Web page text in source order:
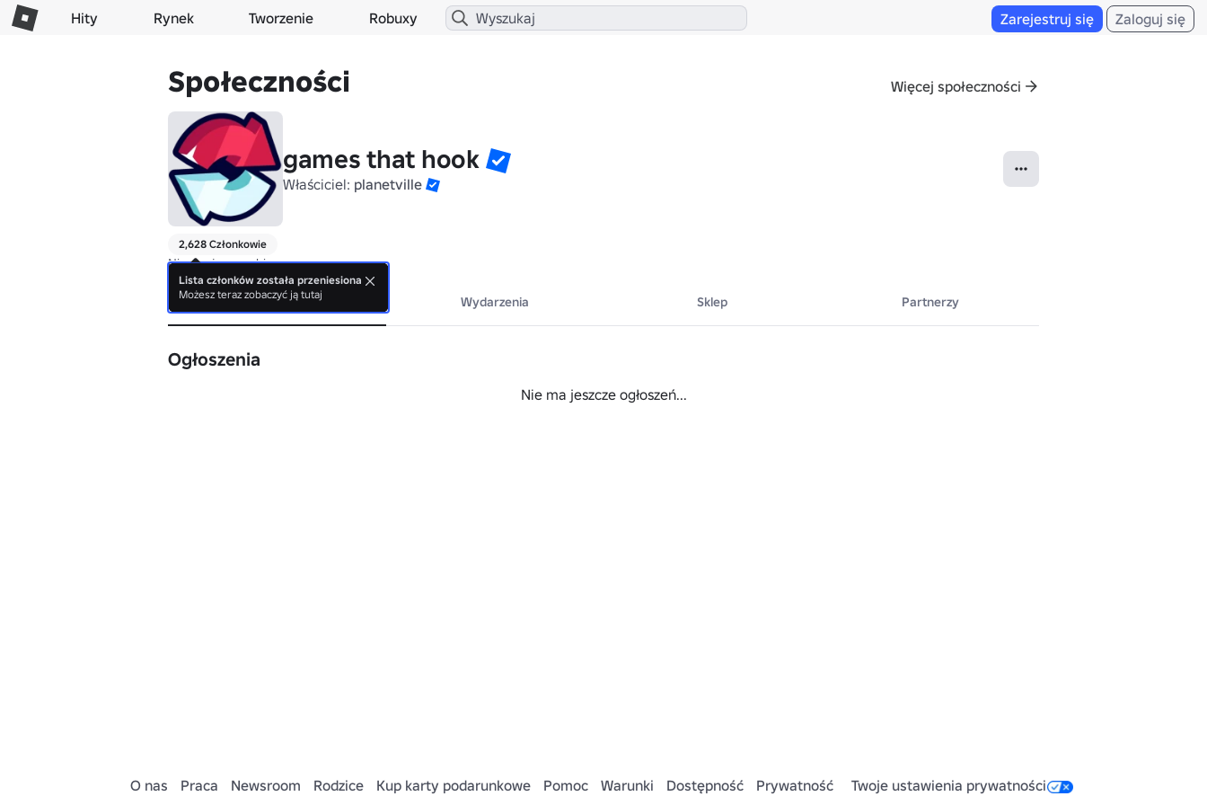
Hity Rynek Tworzenie Robuxy Zarejestruj się Zaloguj się
Społeczności Więcej społeczności
games that hook
Właściciel: planetville
2,628 Członkowie
Nie ma jeszcze bio.
Informacje Wydarzenia Sklep Partnerzy
Ogłoszenia
Nie ma jeszcze ogłoszeń...
O nas Praca Newsroom Rodzice Kup karty podarunkowe Pomoc Warunki Dostępność Prywatność Twoje ustawienia prywatności
Lista członków została przeniesiona
Możesz teraz zobaczyć ją tutaj